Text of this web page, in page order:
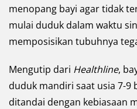
menopang bayi agar tidak
mulai duduk dalam waktu
memposisikan tubuhnya
Mengutip dari Healthline,
duduk mandiri saat usia 7-9
ditandai dengan kebiasaan